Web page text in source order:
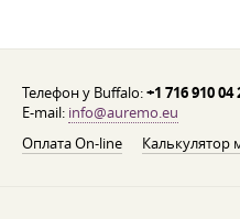
Телефон у Buffalo:+1 716 910 04
E-mail: info@auremo.eu
Оплата On-line
Калькулятор